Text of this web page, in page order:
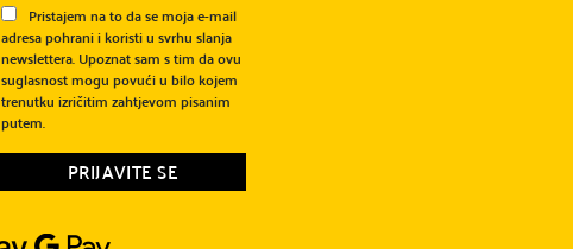
Pristajem na to da se moja e-mail
adresa pohrani i koristi u svrhu slanja
newslettera. Upoznat sam s tim da ovu
suglasnost mogu povući u bilo kojem
trenutku izričitim zahtjevom pisanim
putem.